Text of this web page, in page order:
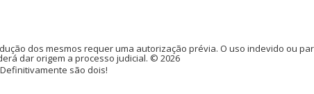
dos mesmos requer uma autorização prévia. O uso indevido ou
dar origem a processo judicial. © 2026
são dois!